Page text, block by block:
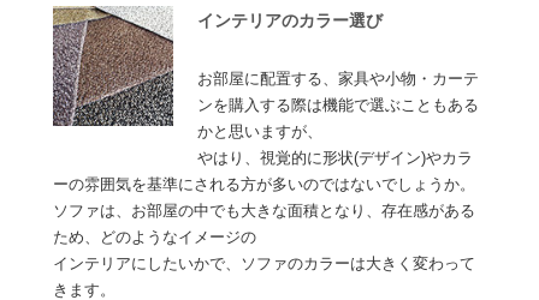
インテリアのカラー選び
お部屋に配置する、家具や小物・カーテ
ンを購入する際は機能で選ぶこともある
かと思いますが、
やはり、視覚的に形状(デザイン)やカラ
ーの雰囲気を基準にされる方が多いのではないでしょうか。
ソファは、お部屋の中でも大きな面積となり、存在感がある
ため、どのようなイメージの
インテリアにしたいかで、ソファのカラーは大きく変わって
きます。